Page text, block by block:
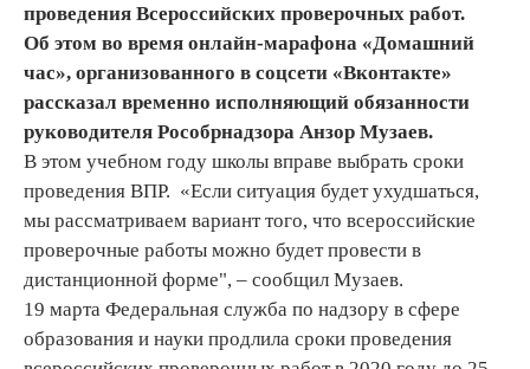
проведения Всероссийских проверочных работ.
Об этом во время онлайн-марафона «Домашний
час», организованного в соцсети «Вконтакте»
рассказал временно исполняющий обязанности
руководителя Рособрнадзора Анзор Музаев.
В этом учебном году школы вправе выбрать сроки
проведения ВПР. «Если ситуация будет ухудшаться,
мы рассматриваем вариант того, что всероссийские
проверочные работы можно будет провести в
дистанционной форме", – сообщил Музаев.
19 марта Федеральная служба по надзору в сфере
образования и науки продлила сроки проведения